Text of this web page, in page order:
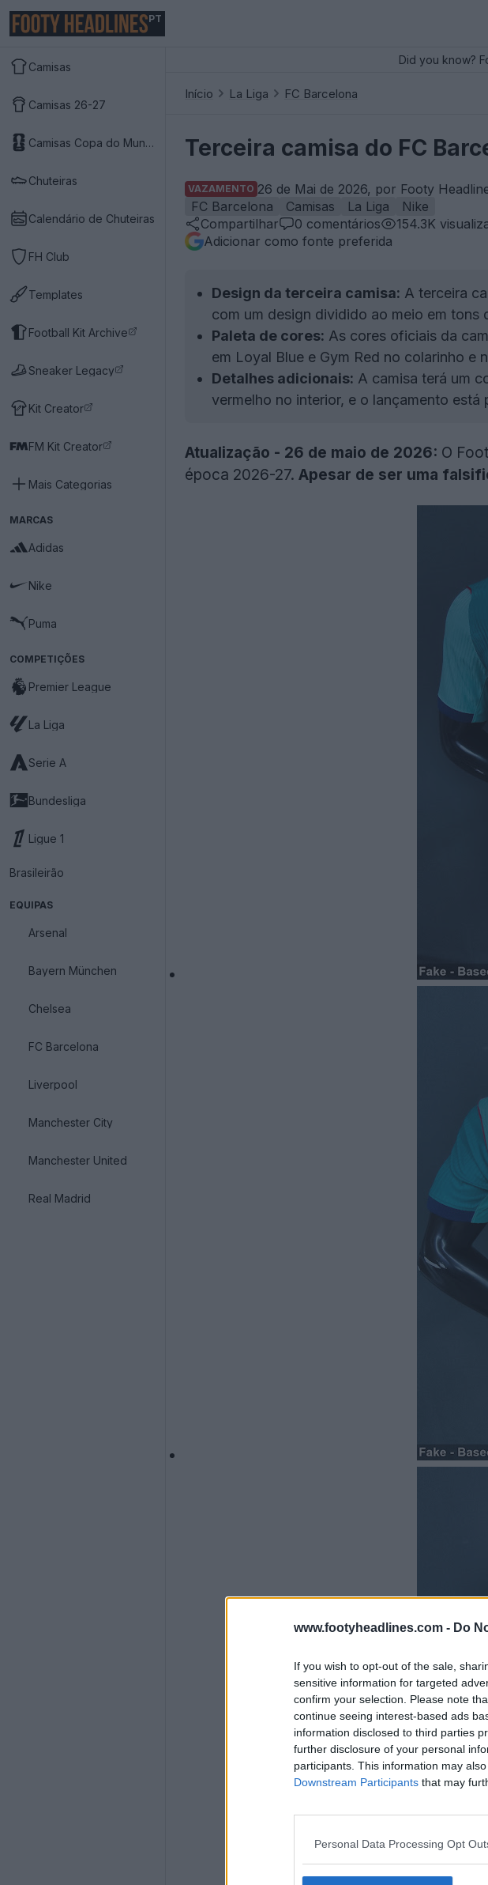
www.footyheadlines.com - Do
If you wish to opt-out of the sale,
sensitive information for targeted
confirm your selection. Please note
continue seeing interest-based ads
information disclosed to third parties
further disclosure of your personal
participants. This information may
Downstream Participants that may
Personal Data Processing Opt
PT
Camisas
Camisas 26-27
Camisas Copa do Mundo 2026
Chuteiras
Calendário de Chuteiras
FH Club
Templates
Football Kit Archive
Sneaker Legacy
Kit Creator
FM Kit Creator
Mais Categorias
MARCAS
Adidas
Nike
Puma
COMPETIÇÕES
Premier League
La Liga
Serie A
Bundesliga
Ligue 1
Brasileirão
EQUIPAS
Arsenal
Bayern München
Chelsea
FC Barcelona
Liverpool
Manchester City
Manchester United
Real Madrid
Did you know?
Início La Liga FC Barcelona
Terceira camisa do FC
VAZAMENTO 26 de Mai de 2026, por Footy
FC Barcelona
Camisas La Liga
Nike
Compartilhar
0 comentários 154.3K
Adicionar como fonte preferida
Design da terceira camisa: A terceira
com um design dividido ao meio em
Paleta de cores: As cores oficiais da
em Loyal Blue e Gym Red no colarinho e
Detalhes adicionais: A camisa terá um
vermelho no interior, e o lançamento
Atualização - 26 de maio de 2026: O
época 2026-27. Apesar de ser uma